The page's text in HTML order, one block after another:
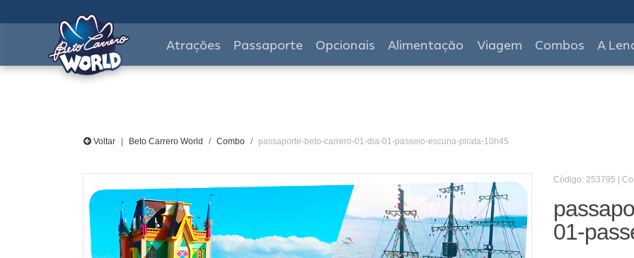
Atrações Passaporte Opcionais Alimentação Viagem Combos A
Voltar Beto Carrero World Combo passaporte-beto-carrero-01-dia-01-passeio-escuna-pirata-10h45
Código: 253795 |
01-